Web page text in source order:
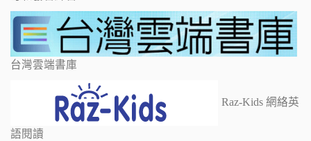
台灣雲端書庫
Raz-Kids 網絡英
語閱讀